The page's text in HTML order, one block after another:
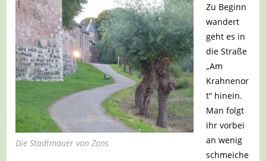
Die Stadtmauer von Zons
Zu Beginn
wandert
geht es in
die Straße
„Am
Krahnenor
t“ hinein.
Man folgt
ihr vorbei
an wenig
schmeiche